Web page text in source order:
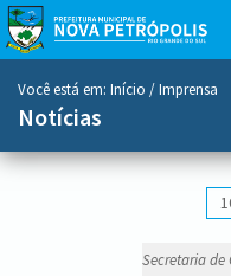
menu
Você está em: Início / Imprensa
Notícias
Secretaria de